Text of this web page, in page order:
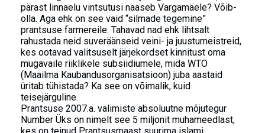
pärast linnaelu vintsutusi naaseb Vargamäele? Võib-
olla. Aga ehk on see vaid “silmade tegemine”
prantsuse farmereile. Tahavad nad ehk lihtsalt
rahustada neid suveräänseid veini- ja juustumeistreid,
kes ootavad valitsuselt järjekordset kinnitust oma
mugavaile riiklikele subsiidiumele, mida WTO
(Maailma Kaubandusorganisatsioon) juba aastaid
üritab tühistada? Ka see on võimalik, kuid
teisejärguline.
Prantsuse 2007.a. valimiste absoluutne mõjutegur
Number Üks on nimelt see 5 miljonit muhameedlast,